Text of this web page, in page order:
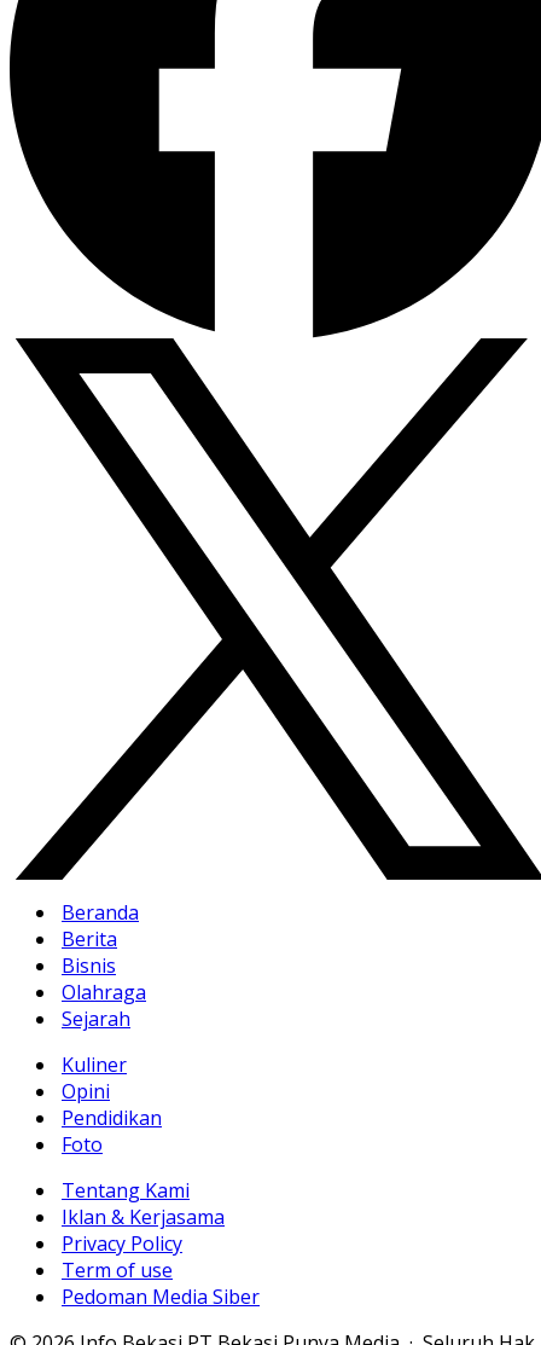
Beranda
Berita
Bisnis
Olahraga
Sejarah
Kuliner
Opini
Pendidikan
Foto
Tentang Kami
Iklan & Kerjasama
Privacy Policy
Term of use
Pedoman Media Siber